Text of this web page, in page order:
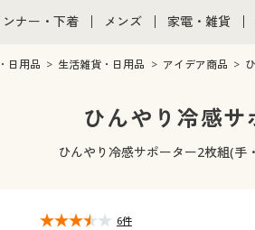
べて
ンナー・下着
ンナー・下着通販すべて
メンズ
メンズ通販すべて
メンズファッション
メンズ下着
家電・雑貨
家電・雑貨す
家電
キッチン・雑
日用品 生活雑貨・日用品 アイデア商品
ひんやり冷感
ひんやり冷感サポーター2枚組(手
6件